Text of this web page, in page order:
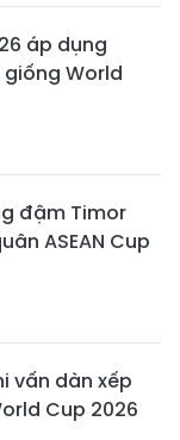
áp dụng
World
đậm Timor
ASEAN Cup
vấn dàn xếp
Cup 2026